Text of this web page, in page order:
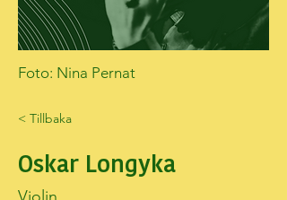
Foto: Nina Pernat
< Tillbaka
Oskar Longyka